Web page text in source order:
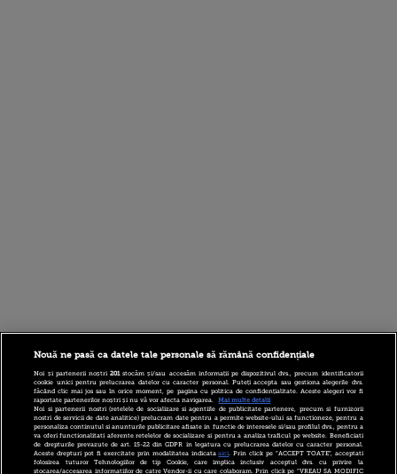
Nouă ne pasă ca datele tale personale să rămână confidențiale
Noi și partenerii noștri201stocăm și/sau accesăm informații pe dispozitivul dvs., precum identificatorii
cookie unici pentru prelucrarea datelor cu caracter personal. Puteți accepta sau gestiona alegerile dvs.
făcând clic mai jos sau în orice moment, pe pagina cu politica de confidențialitate. Aceste alegeri vor fi
raportate partenerilor noștri și nu vă vor afecta navigarea.
Mai multe detalii
Noi si partenerii nostri (retelele de socializare si agentiile de publicitate partenere, precum si furnizorii
nostri de servicii de date analitice) prelucram date pentru a permite website-ului sa functioneze, pentru a
personaliza continutul si anunturile publicitare afisate in functie de interesele si/sau profilul dvs., pentru a
va oferi functionalitati aferente retelelor de socializare si pentru a analiza traficul pe website. Beneficiati
de drepturile prevazute de art. 15-22 din GDPR in legatura cu prelucrarea datelor cu caracter personal.
Aceste drepturi pot fi exercitate prin modalitatea indicataaici. Prin click pe “ACCEPT TOATE”, acceptati
folosirea tuturor Tehnologiilor de tip Cookie, care implica inclusiv acceptul dvs. cu privire la
stocarea/accesarea informatiilor de catre Vendor-ii cu care colaboram. Prin click pe “VREAU SA MODIFIC